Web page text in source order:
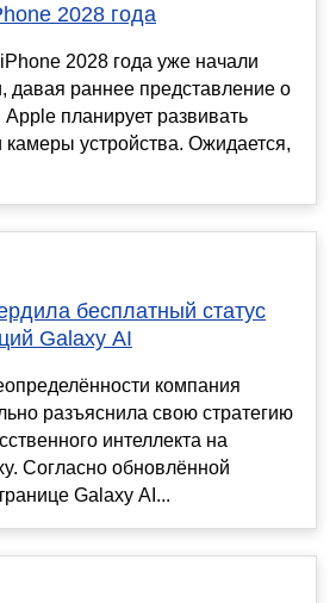
2028 года
2028 года уже начали
давая раннее представление о
планирует развивать
камеры устройства. Ожидается,
бесплатный статус
Galaxy AI
компания
разъяснила свою стратегию
интеллекта на
Согласно обновлённой
Galaxy AI...